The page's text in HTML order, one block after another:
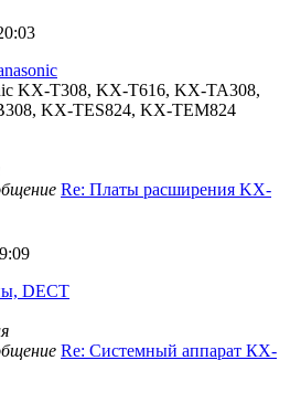
KX-T308, KX-T616, KX-TA308,
KX-TES824, KX-TEM824
Re: Платы расширения KX-
DECT
Re: Системный аппарат КХ-